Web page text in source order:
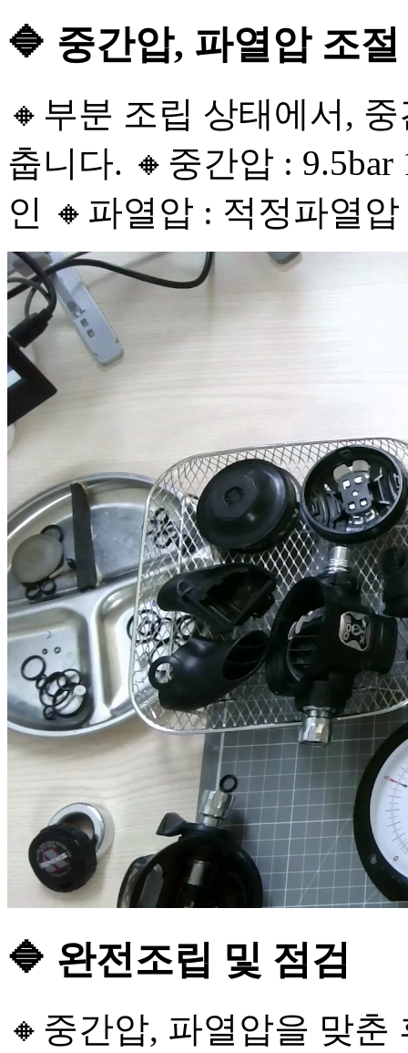
🔷 중간압, 파열압 조절
🔸부분 조립 상태에서,
춥니다. 🔸중간압 :
인 🔸파열압 : 적정파열
🔷 완전조립 및 점검
🔸중간압, 파열압을 맞